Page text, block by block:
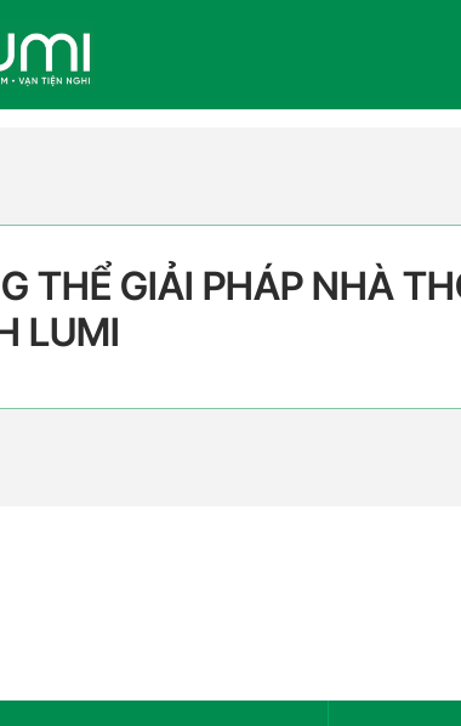
THỂ GIẢI PHÁP NHÀ
LUMI